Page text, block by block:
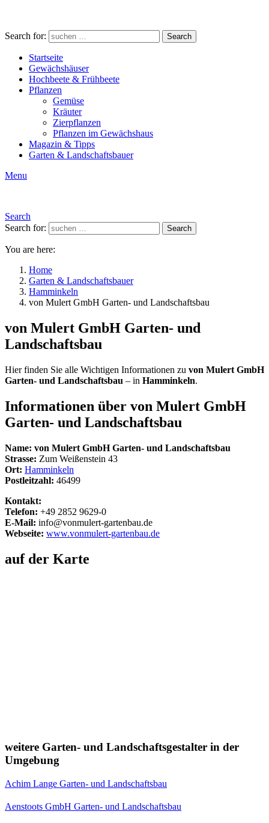
Search for: Search
Startseite
Gewächshäuser
Hochbeete & Frühbeete
Pflanzen
Gemüse
Kräuter
Zierpflanzen
Pflanzen im Gewächshaus
Magazin & Tipps
Garten & Landschaftsbauer
Menu
Search
Search for:
Search
You are here:
Home
Garten & Landschaftsbauer
Hamminkeln
von Mulert GmbH Garten- und Landschaftsbau
von Mulert GmbH Garten- und
Landschaftsbau
Hier finden Sie alle Wichtigen Informationen zu von Mulert GmbH
Garten- und Landschaftsbau – in Hamminkeln.
Informationen über von Mulert GmbH
Garten- und Landschaftsbau
Name: von Mulert GmbH Garten- und Landschaftsbau
Strasse: Zum Weißenstein 43
Ort: Hamminkeln
Postleitzahl: 46499
Kontakt:
Telefon: +49 2852 9629-0
E-Mail: info@vonmulert-gartenbau.de
Webseite: www.vonmulert-gartenbau.de
auf der Karte
weitere Garten- und Landschaftsgestalter in der
Umgebung
Achim Lange Garten- und Landschaftsbau
Aenstoots GmbH Garten- und Landschaftsbau